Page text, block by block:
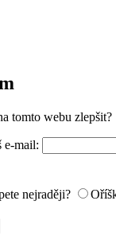
tomto webu zlepšit?
e-mail:
nejraději?